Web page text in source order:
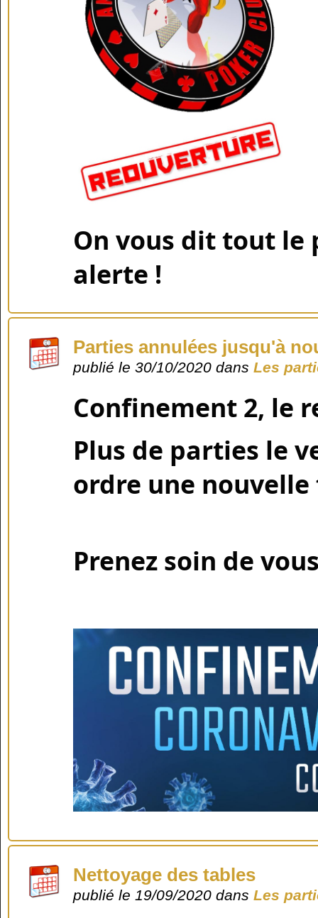
On vous dit tout le
alerte !
Parties annulées jusqu'à
publié le 30/10/2020 dans Les
Confinement 2, le
Plus de parties le
ordre une nouvelle
Prenez soin de
Nettoyage des tables
publié le 19/09/2020 dans Les